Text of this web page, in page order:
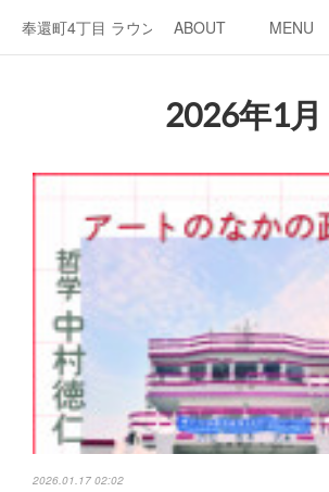
奉還町4丁目 ラウンジ・カド
ABOUT MENU
2026年1月
2026.01.17 02:02